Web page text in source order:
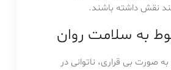
نقش داشته باشند.
به سلامت روان
صورت بی قراری، ناتوانی در